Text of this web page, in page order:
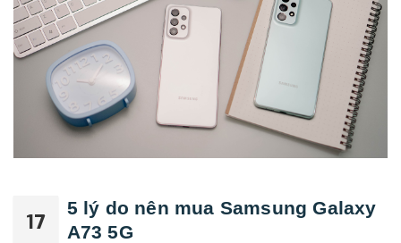
17
5 lý do nên mua Samsung Galaxy
A73 5G